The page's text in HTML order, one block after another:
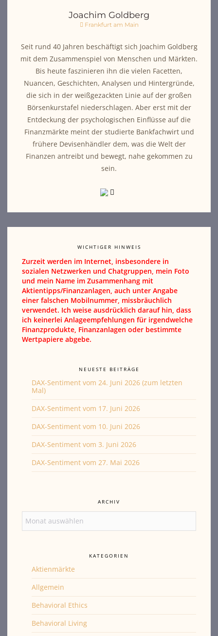
Joachim Goldberg
Frankfurt am Main
Seit rund 40 Jahren beschäftigt sich Joachim Goldberg
mit dem Zusammenspiel von Menschen und Märkten.
Bis heute faszinieren ihn die vielen Facetten,
Nuancen, Geschichten, Analysen und Hintergründe,
die sich in der weißgezackten Linie auf der großen
Börsenkurstafel niederschlagen. Aber erst mit der
Entdeckung der psychologischen Einflüsse auf die
Finanzmärkte meint der studierte Bankfachwirt und
frühere Devisenhändler dem, was die Welt der
Finanzen antreibt und bewegt, nahe gekommen zu
sein.
WICHTIGER HINWEIS
Zurzeit werden im Internet, insbesondere in
sozialen Netzwerken und Chatgruppen, mein Foto
und mein Name im Zusammenhang mit
Aktientipps/Finanzanlagen, auch unter Angabe
einer falschen Mobilnummer, missbräuchlich
verwendet. Ich weise ausdrücklich darauf hin, dass
ich keinerlei Anlageempfehlungen für irgendwelche
Finanzprodukte, Finanzanlagen oder bestimmte
Wertpapiere abgebe.
NEUESTE BEITRÄGE
DAX-Sentiment vom 24. Juni 2026 (zum letzten
Mal)
DAX-Sentiment vom 17. Juni 2026
DAX-Sentiment vom 10. Juni 2026
DAX-Sentiment vom 3. Juni 2026
DAX-Sentiment vom 27. Mai 2026
ARCHIV
KATEGORIEN
Aktienmärkte
Allgemein
Behavioral Ethics
Behavioral Living